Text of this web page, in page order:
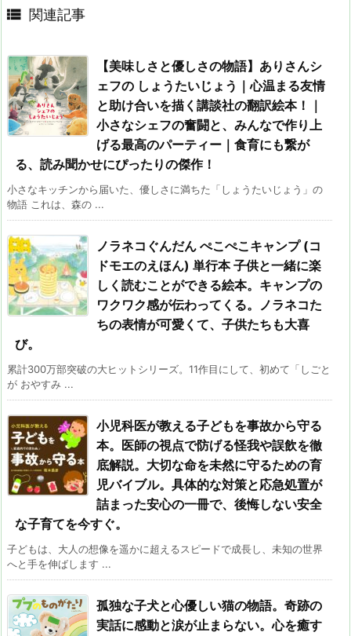
 関連記事
【美味しさと優しさの物語】ありさんシ
ェフの しょうたいじょう｜心温まる友情
と助け合いを描く講談社の翻訳絵本！｜
小さなシェフの奮闘と、みんなで作り上
げる最高のパーティー｜食育にも繋が
る、読み聞かせにぴったりの傑作！
小さなキッチンから届いた、優しさに満ちた「しょうたいじょう」の
物語 これは、森の ...
ノラネコぐんだん ぺこぺこキャンプ (コ
ドモエのえほん) 単行本 子供と一緒に楽
しく読むことができる絵本。キャンプの
ワクワク感が伝わってくる。ノラネコた
ちの表情が可愛くて、子供たちも大喜
び。
累計300万部突破の大ヒットシリーズ。11作目にして、初めて「しごと
が おやすみ ...
小児科医が教える子どもを事故から守る
本。医師の視点で防げる怪我や誤飲を徹
底解説。大切な命を未然に守るための育
児バイブル。具体的な対策と応急処置が
詰まった安心の一冊で、後悔しない安全
な子育てを今すぐ。
子どもは、大人の想像を遥かに超えるスピードで成長し、未知の世界
へと手を伸ばします ...
孤独な子犬と心優しい猫の物語。奇跡の
実話に感動と涙が止まらない。心を癒す